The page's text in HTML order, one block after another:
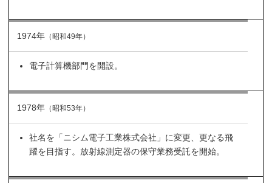
1974年（昭和49年）
電子計算機部門を開設。
1978年（昭和53年）
社名を「ニシム電子工業株式会社」に変更、更なる飛
躍を目指す。放射線測定器の保守業務受託を開始。